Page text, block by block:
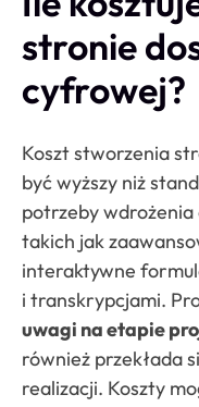
stronie
cyfrowej?
Koszt stworzenia
być wyższy niż
potrzeby
takich jak
interaktywne
i transkrypcjami.
uwagi na etapie
również przekłada
realizacji. Koszty